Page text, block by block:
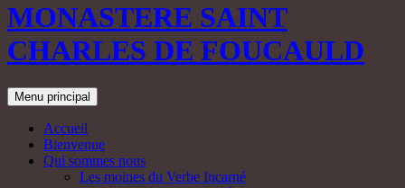
MONASTERE SAINT
CHARLES DE FOUCAULD
Recherche
Menu principal
Accueil
Bienvenue
Qui sommes nous
Les moines du Verbe Incarné